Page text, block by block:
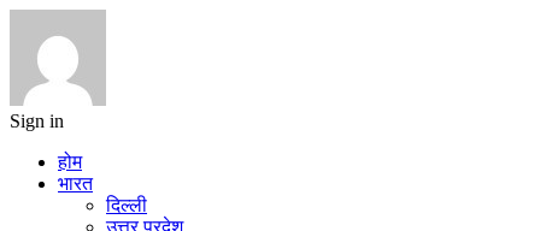
Sign in
होम
भारत
दिल्ली
उत्तर प्रदेश